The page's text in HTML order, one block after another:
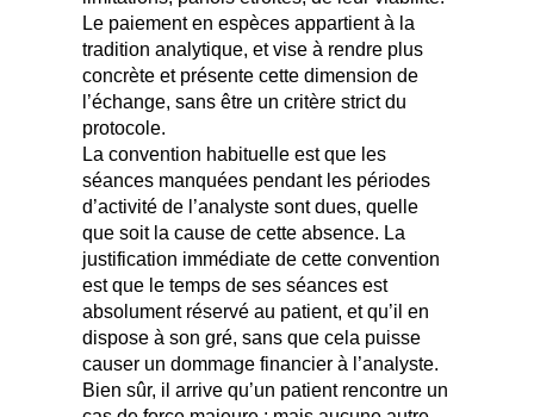
Le paiement en espèces appartient à la
tradition analytique, et vise à rendre plus
concrète et présente cette dimension de
l’échange, sans être un critère strict du
protocole.
La convention habituelle est que les
séances manquées pendant les périodes
d’activité de l’analyste sont dues, quelle
que soit la cause de cette absence. La
justification immédiate de cette convention
est que le temps de ses séances est
absolument réservé au patient, et qu’il en
dispose à son gré, sans que cela puisse
causer un dommage financier à l’analyste.
Bien sûr, il arrive qu’un patient rencontre un